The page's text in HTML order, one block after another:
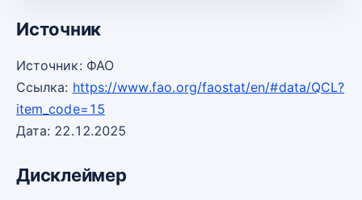
Источник
Источник: ФАО
Ссылка: https://www.fao.org/faostat/en/#data/QCL?
item_code=15
Дата: 22.12.2025
Дисклеймер